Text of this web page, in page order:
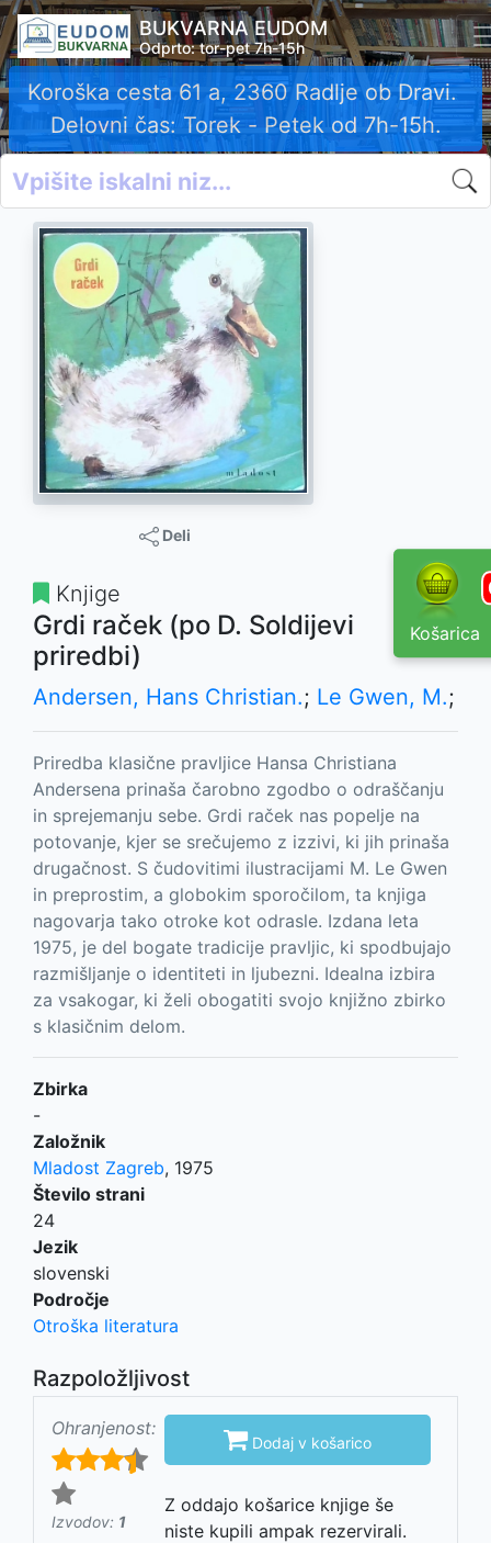
BUKVARNA EUDOM
Odprto: tor-pet 7h-15h
Koroška cesta 61 a, 2360 Radlje ob Dravi.
Delovni čas: Torek - Petek od 7h-15h.
Košarica
Deli
Knjige
Grdi raček (po D. Soldijevi
priredbi)
Andersen, Hans Christian.; Le Gwen, M.;
Priredba klasične pravljice Hansa Christiana
Andersena prinaša čarobno zgodbo o odraščanju
in sprejemanju sebe. Grdi raček nas popelje na
potovanje, kjer se srečujemo z izzivi, ki jih prinaša
drugačnost. S čudovitimi ilustracijami M. Le Gwen
in preprostim, a globokim sporočilom, ta knjiga
nagovarja tako otroke kot odrasle. Izdana leta
1975, je del bogate tradicije pravljic, ki spodbujajo
razmišljanje o identiteti in ljubezni. Idealna izbira
za vsakogar, ki želi obogatiti svojo knjižno zbirko
s klasičnim delom.
Zbirka
-
Založnik
Mladost Zagreb, 1975
Število strani
24
Jezik
slovenski
Področje
Otroška literatura
Razpoložljivost
Ohranjenost:
Izvodov: 1
 Dodaj v košarico
Z oddajo košarice knjige še
niste kupili ampak rezervirali.